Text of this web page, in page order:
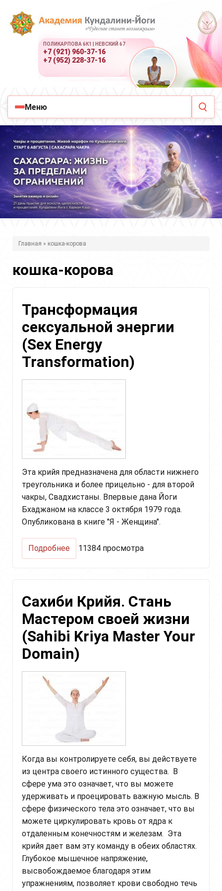
ПОЛИКАРПОВА 6К1 | НЕВСКИЙ 67
+7 (921) 960-37-16
+7 (952) 228-37-16
Меню
Главная » кошка-корова
кошка-корова
Трансформация
сексуальной энергии
(Sex Energy
Transformation)
Эта крийя предназначена для области нижнего
треугольника и более прицельно - для второй
чакры, Свадхистаны. Впервые дана Йоги
Бхаджаном на классе 3 октября 1979 года.
Опубликована в книге "Я - Женщина".
Подробнее
Трансформация
Energy
Transformation)
11384 просмотра
Сахиби Крийя. Стань
Мастером своей жизни
(Sahibi Kriya Master Your
Domain)
Когда вы контролируете себя, вы действуете
из центра своего истинного существа. В
сфере ума это означает, что вы можете
удерживать и проецировать важную мысль. В
сфере физического тела это означает, что вы
можете циркулировать кровь от ядра к
отдаленным конечностям и железам. Эта
крийя дает вам эту команду в обеих областях.
Глубокое мышечное напряжение,
высвобождаемое благодаря этим
упражнениям, позволяет крови свободно течь